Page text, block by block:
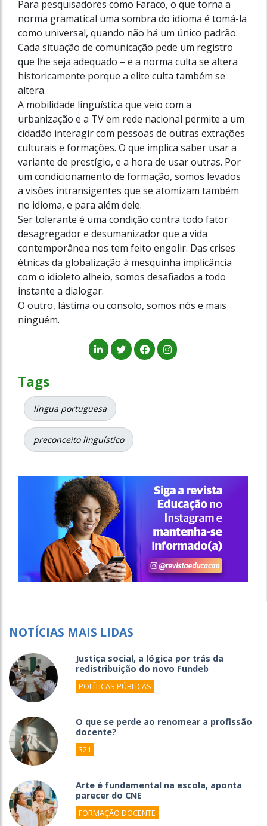
Para pesquisadores como Faraco, o que torna a
norma gramatical uma sombra do idioma é tomá-la
como universal, quando não há um único padrão.
Cada situação de comunicação pede um registro
que lhe seja adequado – e a norma culta se altera
historicamente porque a elite culta também se
altera.
A mobilidade linguística que veio com a
urbanização e a TV em rede nacional permite a um
cidadão interagir com pessoas de outras extrações
culturais e formações. O que implica saber usar a
variante de prestígio, e a hora de usar outras. Por
um condicionamento de formação, somos levados
a visões intransigentes que se atomizam também
no idioma, e para além dele.
Ser tolerante é uma condição contra todo fator
desagregador e desumanizador que a vida
contemporânea nos tem feito engolir. Das crises
étnicas da globalização à mesquinha implicância
com o idioleto alheio, somos desafiados a todo
instante a dialogar.
O outro, lástima ou consolo, somos nós e mais
ninguém.
Tags
língua portuguesa
preconceito linguístico
NOTÍCIAS MAIS LIDAS
Justiça social, a lógica por trás da
redistribuição do novo Fundeb
POLÍTICAS PÚBLICAS
O que se perde ao renomear a profissão
docente?
321
Arte é fundamental na escola, aponta
parecer do CNE
FORMAÇÃO DOCENTE